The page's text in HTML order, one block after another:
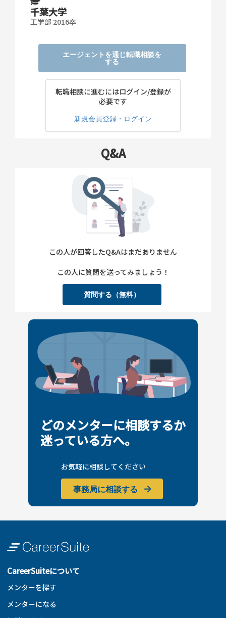
千葉大学
工学部 2016卒
エージェントを通じ転職相談を
する
転職相談に進むにはログイン/登録が
必要です
新規会員登録・ログイン
Q&A
この人が回答したQ&Aはまだありません
この人に質問を送ってみましょう！
質問する（無料）
どのメンターに相談するか
迷っている方へ。
お気軽に相談してください
事務局に相談する
CareerSuiteについて
メンターを探す
メンターになる